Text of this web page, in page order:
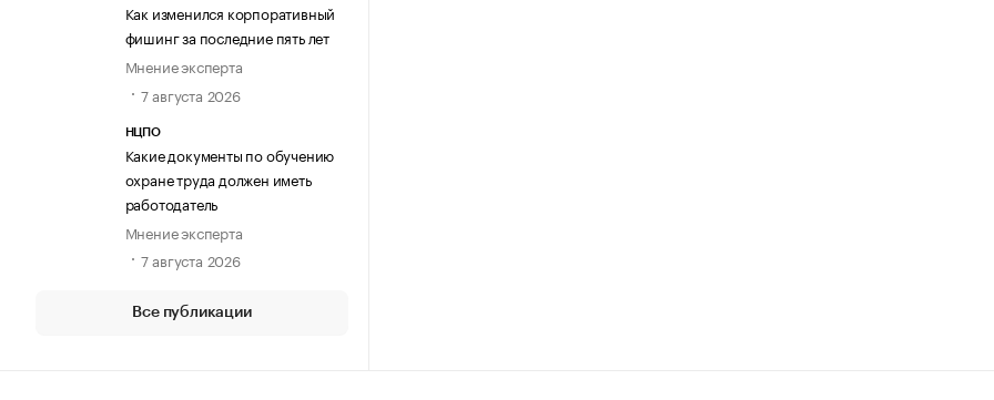
Как изменился корпоративный
фишинг за последние пять лет
Мнение эксперта
7 августа 2026
НЦПО
Какие документы по обучению
охране труда должен иметь
работодатель
Мнение эксперта
7 августа 2026
Все публикации